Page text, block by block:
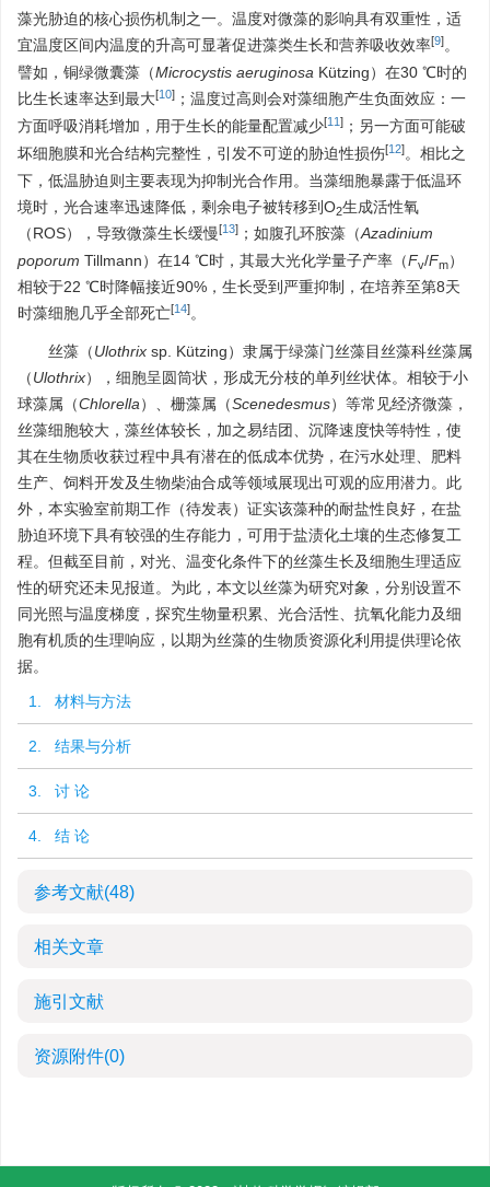
藻光胁迫的核心损伤机制之一。温度对微藻的影响具有双重性，适
宜温度区间内温度的升高可显著促进藻类生长和营养吸收效率[9]。
譬如，铜绿微囊藻（Microcystis aeruginosa Kützing）在30 ℃时的
比生长速率达到最大[10] ；温度过高则会对藻细胞产生负面效应：一
方面呼吸消耗增加，用于生长的能量配置减少[11] ；另一方面可能破
坏细胞膜和光合结构完整性，引发不可逆的胁迫性损伤[12]。相比之
下，低温胁迫则主要表现为抑制光合作用。当藻细胞暴露于低温环
境时，光合速率迅速降低，剩余电子被转移到O2生成活性氧
（ROS），导致微藻生长缓慢[13] ；如腹孔环胺藻（Azadinium
poporum Tillmann）在14 ℃时，其最大光化学量子产率（Fv/Fm）
相较于22 ℃时降幅接近90%，生长受到严重抑制，在培养至第8天
时藻细胞几乎全部死亡[14]。
丝藻（Ulothrix sp. Kützing）隶属于绿藻门丝藻目丝藻科丝藻属
（Ulothrix），细胞呈圆筒状，形成无分枝的单列丝状体。相较于小
球藻属（Chlorella）、栅藻属（Scenedesmus）等常见经济微藻，
丝藻细胞较大，藻丝体较长，加之易结团、沉降速度快等特性，使
其在生物质收获过程中具有潜在的低成本优势，在污水处理、肥料
生产、饲料开发及生物柴油合成等领域展现出可观的应用潜力。此
外，本实验室前期工作（待发表）证实该藻种的耐盐性良好，在盐
胁迫环境下具有较强的生存能力，可用于盐渍化土壤的生态修复工
程。但截至目前，对光、温变化条件下的丝藻生长及细胞生理适应
性的研究还未见报道。为此，本文以丝藻为研究对象，分别设置不
同光照与温度梯度，探究生物量积累、光合活性、抗氧化能力及细
胞有机质的生理响应，以期为丝藻的生物质资源化利用提供理论依
据。
1. 材料与方法
2. 结果与分析
3. 讨 论
4. 结 论
参考文献(48)
相关文章
施引文献
资源附件(0)